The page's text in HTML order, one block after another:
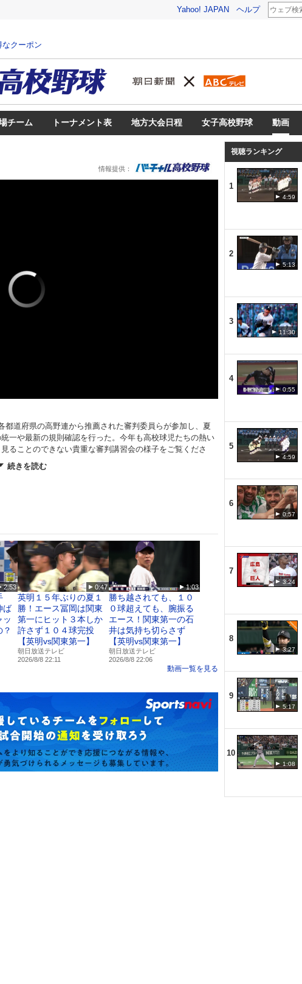
Yahoo! JAPAN ヘルプ
クーポン
チーム トーナメント表 地方大会日程 女子高校野球 動画
道府県の高野連から推薦された審判委員らが参加し、夏
一や最新の規則確認を行った。今年も高校球児たちの熱い
ることのできない貴重な審判講習会の様子をご覧くださ
続きを読む
2:53
ば
ッ
0:47
英明１５年ぶりの夏１
勝！エース冨岡は関東
第一にヒット３本しか
許さず１０４球完投
【英明vs関東第一】
朝日放送テレビ
2026/8/8 22:11
1:03
勝ち越されても、１０
０球超えても、腕振る
エース！関東第一の石
井は気持ち切らさず
【英明vs関東第一】
朝日放送テレビ
2026/8/8 22:06
動画一覧
視聴ランキング
1
4:59
2
5:13
3
11:30
4
0:55
5
4:59
6
0:57
7
3:24
8
3:27
9
5:17
10
1:08